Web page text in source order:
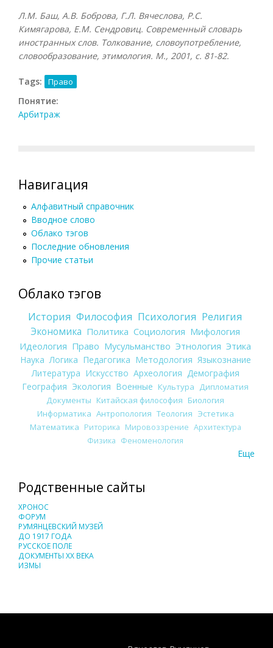
Л.М. Баш, А.В. Боброва, Г.Л. Вячеслова, Р.С.
Кимягарова, Е.М. Сендровиц. Современный словарь
иностранных слов. Толкование, словоупотребление,
словообразование, этимология. М., 2001, с. 81-82.
Tags: Право
Понятие:
Арбитраж
Навигация
Алфавитный справочник
Вводное слово
Облако тэгов
Последние обновления
Прочие статьи
Облако тэгов
История Философия Психология Религия
Экономика Политика Социология Мифология
Идеология Право Мусульманство Этнология Этика
Наука Логика Педагогика Методология Языкознание
Литература Искусство Археология Демография
География Экология Военные Культура
Дипломатия
Документы Китайская философия Биология
Информатика Антропология Теология Эстетика
Математика Риторика Мировоззрение Архитектура
Физика Феноменология
Еще
Родственные сайты
ХРОНОС
ФОРУМ
РУМЯНЦЕВСКИЙ МУЗЕЙ
ДО 1917 ГОДА
РУССКОЕ ПОЛЕ
ДОКУМЕНТЫ XX ВЕКА
ИЗМЫ